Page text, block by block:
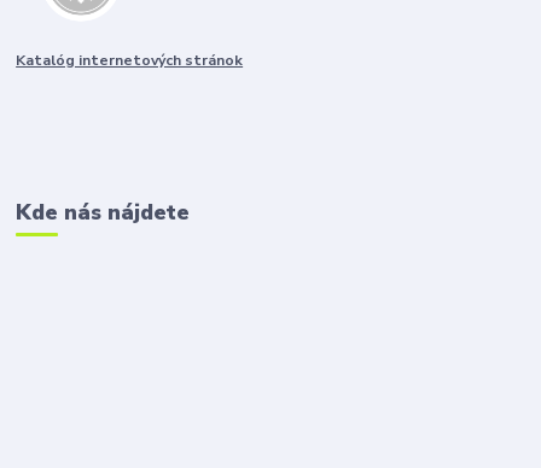
Katalóg internetových stránok
Kde nás nájdete